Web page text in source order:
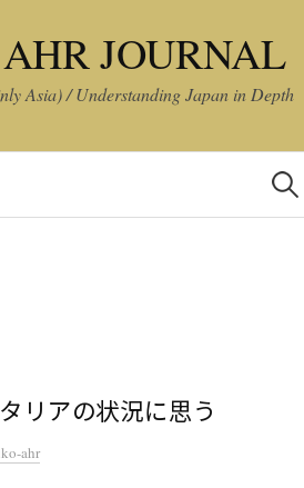
JOURNAL
Asia) / Understanding Japan in Depth
検
索:
リアの状況に思う
ahr